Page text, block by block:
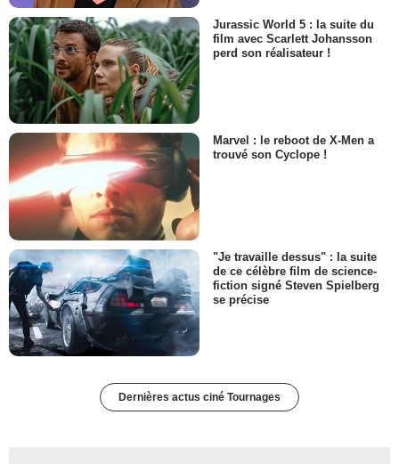
Jurassic World 5 : la suite du
film avec Scarlett Johansson
perd son réalisateur !
Marvel : le reboot de X-Men a
trouvé son Cyclope !
"Je travaille dessus" : la suite
de ce célèbre film de science-
fiction signé Steven Spielberg
se précise
Dernières actus ciné Tournages